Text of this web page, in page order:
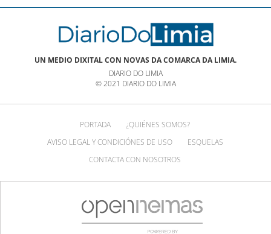
UN MEDIO DIXITAL CON NOVAS DA COMARCA DA LIMIA.
DIARIO DO LIMIA
© 2021 DIARIO DO LIMIA
PORTADA
¿QUIÉNES SOMOS?
AVISO LEGAL Y CONDICIÓNES DE USO
ESQUELAS
CONTACTA CON NOSOTROS